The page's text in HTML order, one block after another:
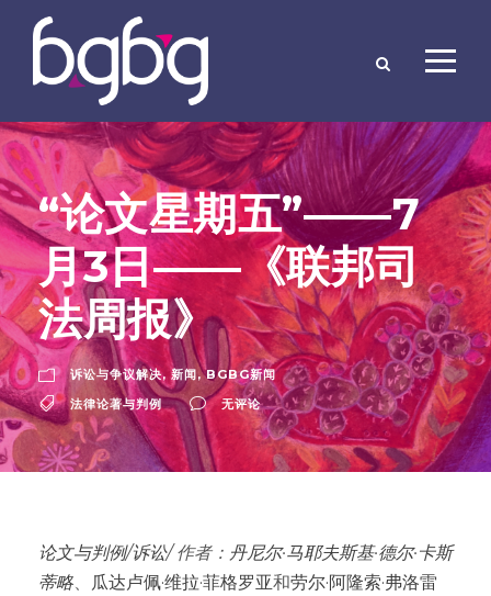
“论文星期五”——7
月3日——《联邦司
法周报》
诉讼与争议解决, 新闻, BGBG新闻
法律论著与判例
无评论
论文与判例/诉讼/ 作者： 丹尼尔·马耶夫斯基·德尔·卡斯
蒂略、 瓜达卢佩·维拉·菲格罗亚和劳尔·阿隆索·弗洛雷